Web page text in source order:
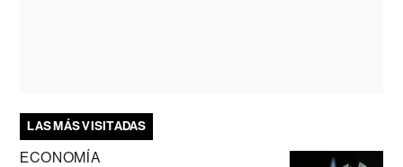
LAS MÁS VISITADAS
ECONOMÍA